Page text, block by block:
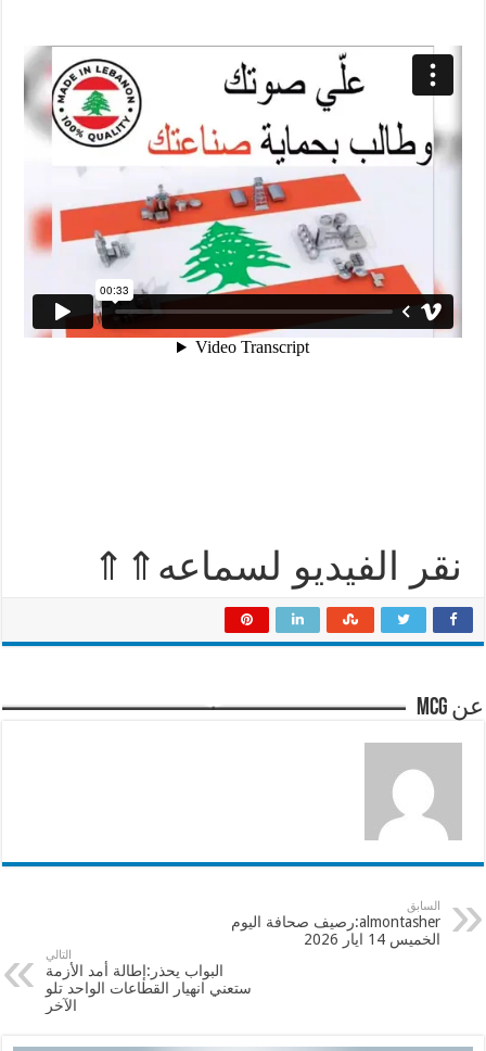
نقر الفيديو لسماعه⇑⇑
عن mcg
السابق
almontasher:رصيف صحافة اليوم
الخميس 14 ايار 2026
التالي
البواب يحذر:إطالة أمد الأزمة
ستعني انهيار القطاعات الواحد تلو
الآخر